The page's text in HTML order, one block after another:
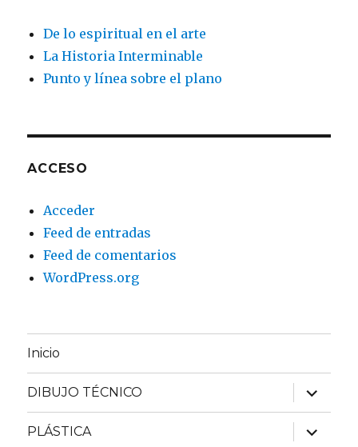
De lo espiritual en el arte
La Historia Interminable
Punto y línea sobre el plano
ACCESO
Acceder
Feed de entradas
Feed de comentarios
WordPress.org
Inicio
DIBUJO TÉCNICO
expande
el
menú
inferior
PLÁSTICA
expande
el